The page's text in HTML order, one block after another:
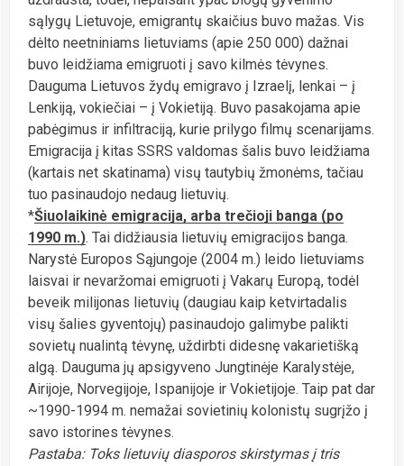
sąlygų Lietuvoje, emigrantų skaičius buvo mažas. Vis
dėlto neetniniams lietuviams (apie 250 000) dažnai
buvo leidžiama emigruoti į savo kilmės tėvynes.
Dauguma Lietuvos žydų emigravo į Izraelį, lenkai – į
Lenkiją, vokiečiai – į Vokietiją. Buvo pasakojama apie
pabėgimus ir infiltraciją, kurie prilygo filmų scenarijams.
Emigracija į kitas SSRS valdomas šalis buvo leidžiama
(kartais net skatinama) visų tautybių žmonėms, tačiau
tuo pasinaudojo nedaug lietuvių.
*Šiuolaikinė emigracija, arba trečioji banga (po
1990 m.). Tai didžiausia lietuvių emigracijos banga.
Narystė Europos Sąjungoje (2004 m.) leido lietuviams
laisvai ir nevaržomai emigruoti į Vakarų Europą, todėl
beveik milijonas lietuvių (daugiau kaip ketvirtadalis
visų šalies gyventojų) pasinaudojo galimybe palikti
sovietų nualintą tėvynę, uždirbti didesnę vakarietišką
algą. Dauguma jų apsigyveno Jungtinėje Karalystėje,
Airijoje, Norvegijoje, Ispanijoje ir Vokietijoje. Taip pat dar
~1990-1994 m. nemažai sovietinių kolonistų sugrįžo į
savo istorines tėvynes.
Pastaba: Toks lietuvių diasporos skirstymas į tris